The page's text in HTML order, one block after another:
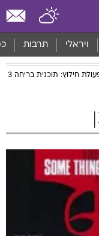
ויראלי תרבות
חילוץ: תוכנית בריחה 3